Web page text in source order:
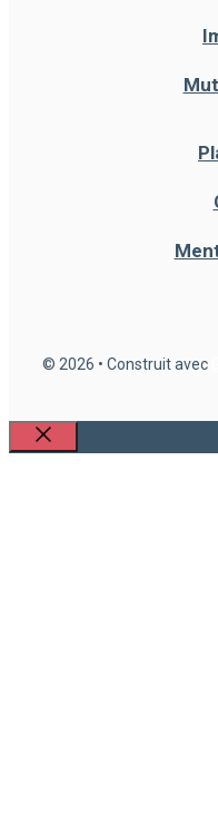
© 2026 • Construit avec
Fermer